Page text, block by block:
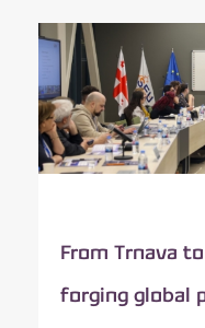
From Trnava
forging global